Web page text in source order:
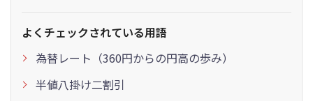
よくチェックされている用語
為替レート（360円からの円高の歩み）
半値八掛け二割引